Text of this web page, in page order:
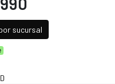
sucursal